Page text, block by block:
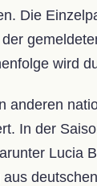
Die
wird
anderen
In der
Lucia